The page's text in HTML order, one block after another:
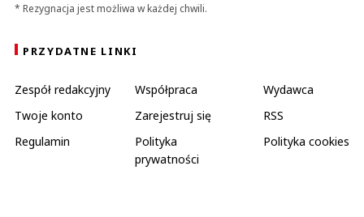
* Rezygnacja jest możliwa w każdej chwili.
PRZYDATNE LINKI
Zespół redakcyjny Współpraca
Wydawca
Twoje konto
Zarejestruj się
RSS
Regulamin
Polityka
prywatności
Polityka cookies